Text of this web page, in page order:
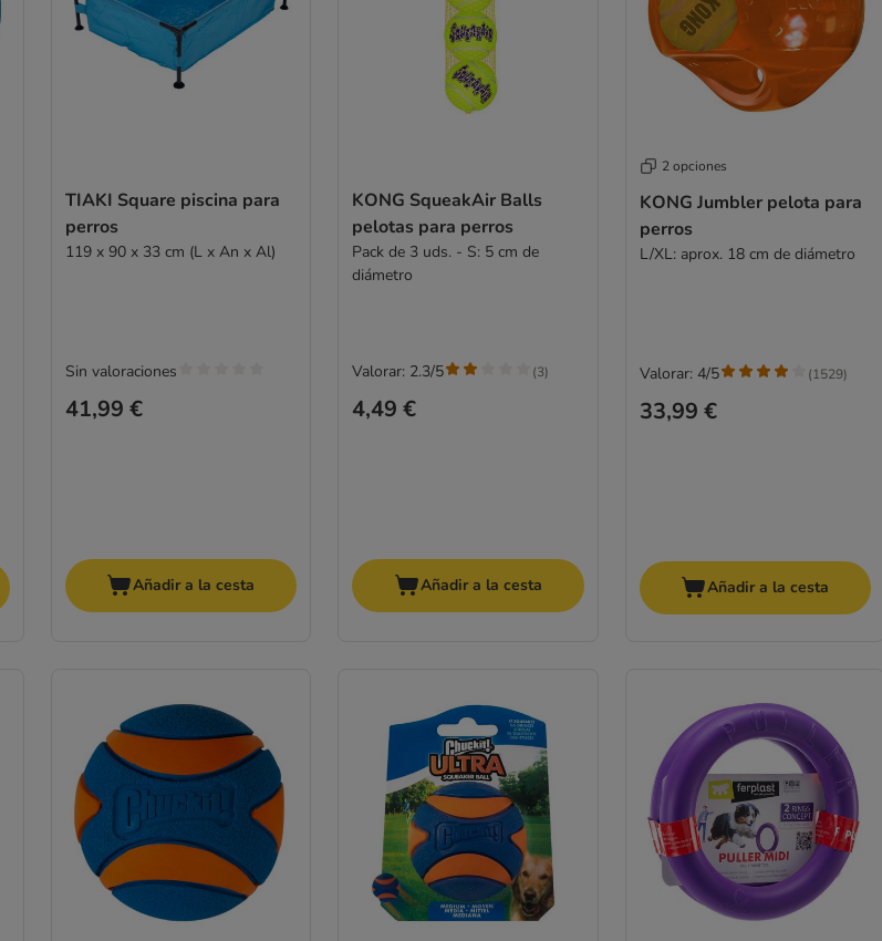
TIAKI Square piscina para
perros
119 x 90 x 33 cm (L x An x Al)
41,99 €
Sin valoraciones
Añadir a la cesta
KONG SqueakAir Balls
pelotas para perros
Pack de 3 uds. - S: 5 cm de
diámetro
4,49 €
Valorar: 2.3/5 (3)
Añadir a la cesta
2 opciones
KONG Jumbler pelota para
perros
L/XL: aprox. 18 cm de diámetro
33,99 €
Valorar: 4/5 (1529)
Añadir a la cesta